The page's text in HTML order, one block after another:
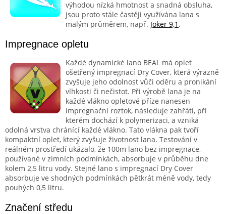
výhodou nízká hmotnost a snadná obsluha,
jsou proto stále častěji využívána lana s
malým průměrem, např. Joker 9,1 .
Impregnace opletu
Každé dynamické lano BEAL má oplet
ošetřený impregnací Dry Cover, která výrazně
zvyšuje jeho odolnost vůči oděru a pronikání
vlhkosti či nečistot. Při výrobě lana je na
každé vlákno opletové příze nanesen
impregnační roztok, následuje zahřátí, při
kterém dochází k polymerizaci, a vzniká
odolná vrstva chránící každé vlákno. Tato vlákna pak tvoří
kompaktní oplet, který zvyšuje životnost lana. Testování v
reálném prostředí ukázalo, že 100m lano bez impregnace,
používané v zimních podmínkách, absorbuje v průběhu dne
kolem 2,5 litru vody. Stejné lano s impregnací Dry Cover
absorbuje ve shodných podmínkách pětkrát méně vody, tedy
pouhých 0,5 litru.
Značení středu